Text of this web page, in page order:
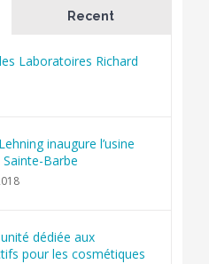
Recent
Laboratoires Richard
inaugure l’usine
Sainte-Barbe
dédiée aux
pour les cosmétiques